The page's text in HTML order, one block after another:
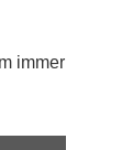
immer